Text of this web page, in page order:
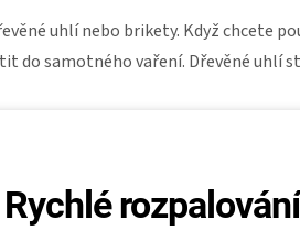
uhlí nebo brikety. Když chcete
do samotného vaření. Dřevěné uhlí
Rychlé